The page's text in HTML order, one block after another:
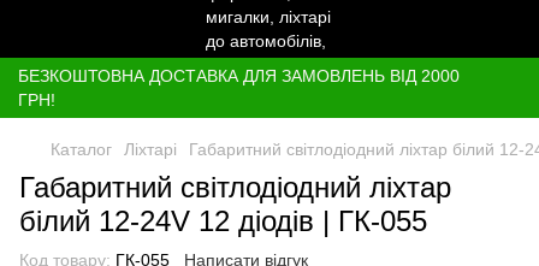
БЕЗКОШТОВНА ДОСТАВКА ДЛЯ ЗАМОВЛЕНЬ ВІД 2000
ГРН!
Каталог Ліхтарі Габаритний світлодіодний ліхтар білий 12-
Габаритний світлодіодний ліхтар
білий 12-24V 12 діодів | ГК-055
Код товару: ГК-055 Написати відгук